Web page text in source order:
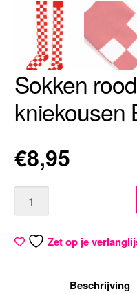
Sokken
kniekousen
€8,95
Zet op je
Beschrijving